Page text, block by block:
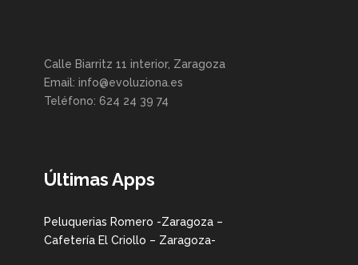
Calle Biarritz 11 interior, Zaragoza
Email: info@evoluziona.es
Teléfono: 624 24 39 74
Últimas Apps
Peluquerias Romero -Zaragoza –
Cafetería El Criollo – Zaragoza-